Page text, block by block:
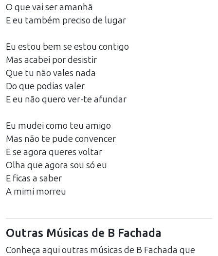
O que vai ser amanhã
E eu também preciso de lugar
Eu estou bem se estou contigo
Mas acabei por desistir
Que tu não vales nada
Do que podias valer
E eu não quero ver-te afundar
Eu mudei como teu amigo
Mas não te pude convencer
E se agora queres voltar
Olha que agora sou só eu
E ficas a saber
A mimi morreu
Outras Músicas de B Fachada
Conheça aqui outras músicas de B Fachada que